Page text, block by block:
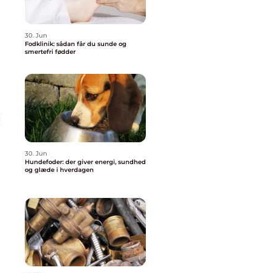
30. Jun
Fodklinik: sådan får du sunde og
smertefri fødder
30. Jun
Hundefoder: der giver energi, sundhed
og glæde i hverdagen